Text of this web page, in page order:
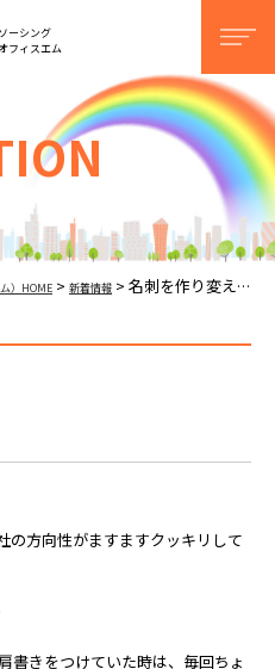
ーシング
フィスエム
）HOME > 新着情報 > 名刺を作り変えよう！
の方向性がますますクッキリして
書きをつけていた時は、毎回ちょ